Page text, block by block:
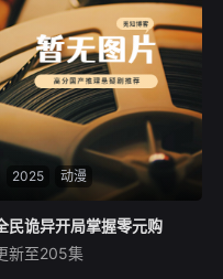
2025 动漫
未知
民诡异开局掌握零元购
新至205集